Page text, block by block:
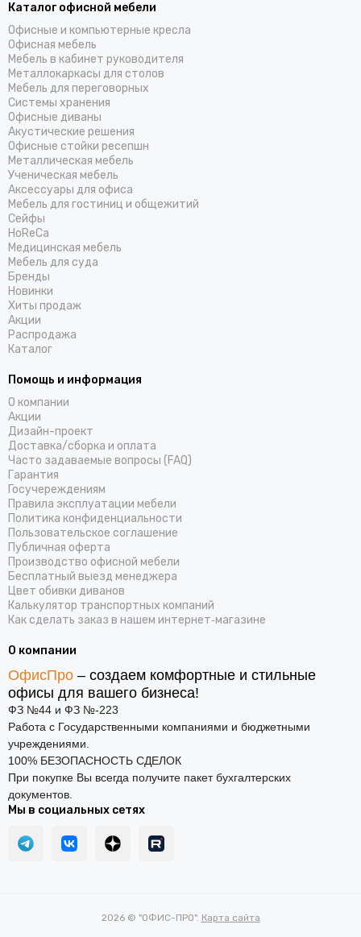
Каталог офисной мебели
Офисные и компьютерные кресла
Офисная мебель
Мебель в кабинет руководителя
Металлокаркасы для столов
Мебель для переговорных
Системы хранения
Офисные диваны
Акустические решения
Офисные стойки ресепшн
Металлическая мебель
Ученическая мебель
Аксессуары для офиса
Мебель для гостиниц и общежитий
Cейфы
HoReCa
Медицинская мебель
Мебель для суда
Бренды
Новинки
Хиты продаж
Акции
Распродажа
Каталог
Помощь и информация
О компании
Акции
Дизайн-проект
Доставка/cборка и оплата
Часто задаваемые вопросы (FAQ)
Гарантия
Госучереждениям
Правила эксплуатации мебели
Политика конфиденциальности
Пользовательское соглашение
Публичная оферта
Производство офисной мебели
Бесплатный выезд менеджера
Цвет обивки диванов
Калькулятор транспортных компаний
Как сделать заказ в нашем интернет‑магазине
О компании
ОфисПро – создаем комфортные и стильные
офисы для вашего бизнеса!
ФЗ №44 и ФЗ №-223
Работа с Государственными компаниями и бюджетными
учреждениями.
100% БЕЗОПАСНОСТЬ СДЕЛОК
При покупке Вы всегда получите пакет бухгалтерских
документов.
Мы в социальных сетях
2026 © "ОФИС-ПРО". Карта сайта